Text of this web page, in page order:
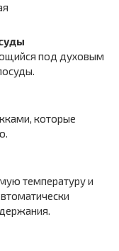
под духовым
которые
температуру и